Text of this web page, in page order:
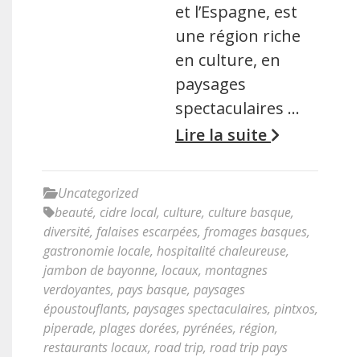
et l’Espagne, est
une région riche
en culture, en
paysages
spectaculaires …
Lire la suite
Uncategorized
beauté, cidre local, culture, culture basque,
diversité, falaises escarpées, fromages basques,
gastronomie locale, hospitalité chaleureuse,
jambon de bayonne, locaux, montagnes
verdoyantes, pays basque, paysages
époustouflants, paysages spectaculaires, pintxos,
piperade, plages dorées, pyrénées, région,
restaurants locaux, road trip, road trip pays